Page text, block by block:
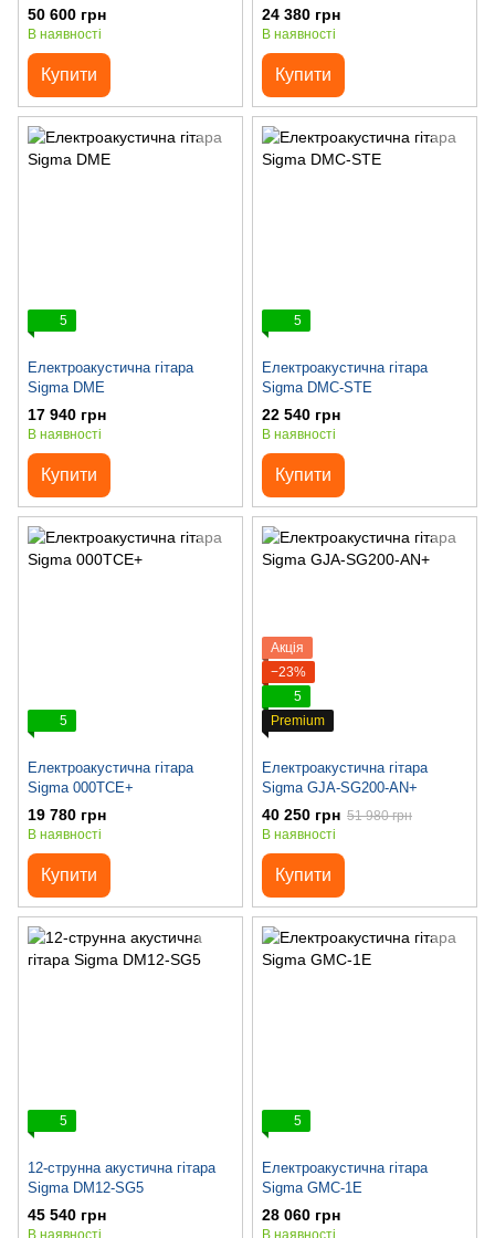
50 600 грн
В наявності
Купити
24 380 грн
В наявності
Купити
5
Електроакустична гітара
Sigma DME
17 940 грн
В наявності
Купити
5
Електроакустична гітара
Sigma DMC-STE
22 540 грн
В наявності
Купити
5
Електроакустична гітара
Sigma 000TCE+
19 780 грн
В наявності
Купити
Акція
−23%
5
Premium
Електроакустична гітара
Sigma GJA-SG200-AN+
40 250 грн 51 980 грн
В наявності
Купити
5
12-струнна акустична гітара
Sigma DM12-SG5
45 540 грн
В наявності
5
Електроакустична гітара
Sigma GMC-1E
28 060 грн
В наявності